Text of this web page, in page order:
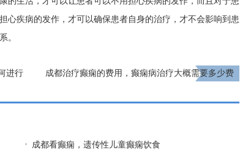
心疾病的发作，才可以确保患者自身的治疗，才不会影响到患
。
进行
成都治疗癫痫的费用，癫痫病治疗大概需要多少费
成都看癫痫，遗传性儿童癫痫饮食